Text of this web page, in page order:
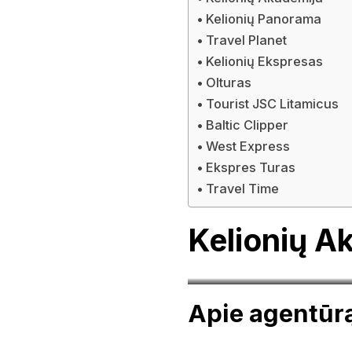
Kelionių Panorama
Travel Planet
Kelionių Ekspresas
Olturas
Tourist JSC Litamicus
Baltic Clipper
West Express
Ekspres Turas
Travel Time
Kelionių
Apie